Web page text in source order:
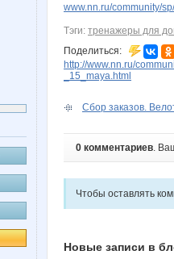
www.nn.ru/community/
Тэги: тренажеры для
Поделиться:
http://www.nn.ru/
_15_maya.html
Сбор заказов.
0 комментариев.
Чтобы оставлять
Новые записи в